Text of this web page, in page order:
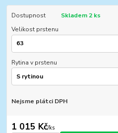
Dostupnost
Skladem 2 ks
Velikost prstenu
Rytina v prstenu
Nejsme plátci DPH
1 015 Kč/ks